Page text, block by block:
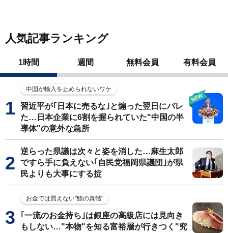
人気記事ランキング
1時間 週間 無料会員 有料会員
中国が輸入を止められないワケ
習近平が｢日本に売るな｣と煽った翌日にバレ
た…日本企業に6割を握られていた"中国の半
導体"の意外な急所
逆らった県議は次々と姿を消した…麻生太郎
ですら手に負えない｢自民党福岡県議団｣が県
民よりも大事にする掟
お金では買えない"鮨の真髄"
｢一流のお金持ち｣は銀座の高級店には見向き
もしない…"本物"を知る富裕層が行きつく"究